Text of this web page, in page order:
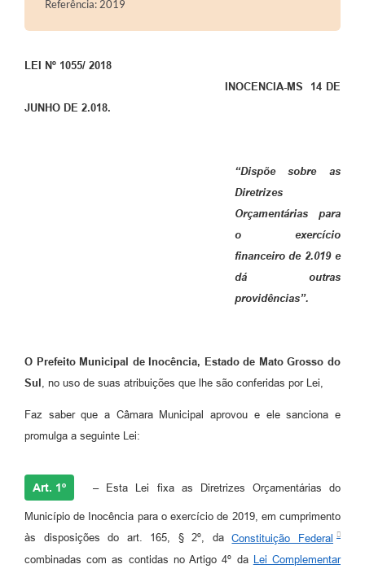
Referência: 2019
LEI Nº 1055/ 2018
INOCENCIA-MS 14 DE
JUNHO DE 2.018.
“Dispõe sobre as
Diretrizes
Orçamentárias para
o exercício
financeiro de 2.019 e
dá outras
providências”.
O Prefeito Municipal de Inocência, Estado de Mato Grosso do
Sul , no uso de suas atribuições que lhe são conferidas por Lei,
Faz saber que a Câmara Municipal aprovou e ele sanciona e
promulga a seguinte Lei:
Art. 1º – Esta Lei fixa as Diretrizes Orçamentárias do
Município de Inocência para o exercício de 2019, em cumprimento
às disposições do art. 165, § 2º, daConstituição Federal
combinadas com as contidas no Artigo 4º da Lei Complementar